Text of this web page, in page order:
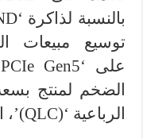
الرباعية ‘(QLC)’، الذي يتمتع بإمكانات نمو عالية.